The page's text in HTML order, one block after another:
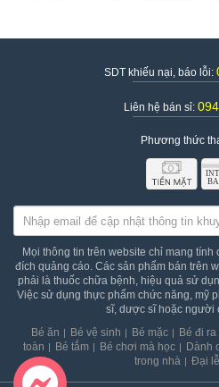
SDT khiếu nại, báo lỗi:
Liên hệ bán sỉ:
Phương thức
Mọi thông tin trên website chỉ mang
đích quảng cáo. Các sản phẩm bán trên
phải là thuốc chữa bệnh, hiệu quả sử
Việc sử dụng thực phẩm chức năng, mỹ
sĩ, dược sĩ hoặc người
Bé ăn
Bé vệ sinh Bé mặc Bé đi
toàn
Bé tắm Bé chơi mà học Dành
trong nhà
Đại